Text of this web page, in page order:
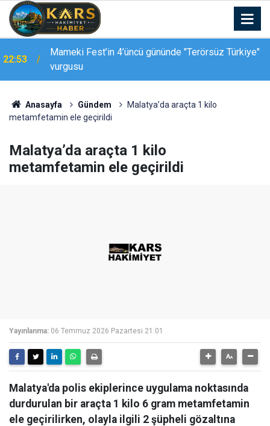
22:53
Mameki Fest’in 4’üncü gününde "Terörsüz Türkiye"
vurgusu
Anasayfa Gündem
Malatya’da araçta 1 kilo
metamfetamin ele geçirildi
Malatya’da araçta 1 kilo
metamfetamin ele geçirildi
Yayınlanma: 06 Temmuz 2026 Pazartesi 21:01
Malatya'da polis ekiplerince uygulama noktasında
durdurulan bir araçta 1 kilo 6 gram metamfetamin
ele geçirilirken, olayla ilgili 2 şüpheli gözaltına